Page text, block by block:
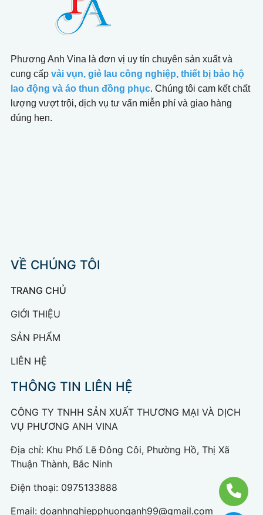
Phương Anh Vina là đơn vị uy tín chuyên sản xuất và
cung cấp vải vụn, giẻ lau công nghiệp, thiết bị bảo hộ
lao động và áo thun đồng phục. Chúng tôi cam kết chất
lượng vượt trội, dịch vụ tư vấn miễn phí và giao hàng
đúng hẹn.
VỀ CHÚNG TÔI
TRANG CHỦ
GIỚI THIỆU
SẢN PHẨM
LIÊN HỆ
THÔNG TIN LIÊN HỆ
CÔNG TY TNHH SẢN XUẤT THƯƠNG MẠI VÀ DỊCH
VỤ PHƯƠNG ANH VINA
Địa chỉ: Khu Phố Lẽ Đông Côi, Phường Hồ, Thị Xã
Thuận Thành, Bắc Ninh
Điện thoại: 0975133888
Email: doanhnghiepphuonganh99@gmail.com